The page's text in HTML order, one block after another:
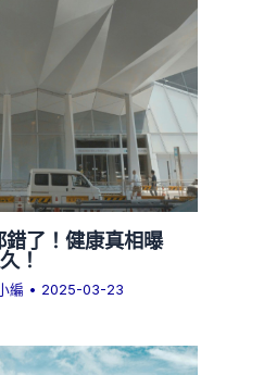
了！健康真相曝
！
編 • 2025-03-23